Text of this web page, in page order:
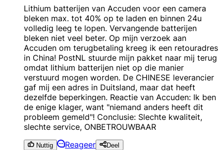
Lithium batterijen van Accuden voor een camera
bleken max. tot 40% op te laden en binnen 24u
volledig leeg te lopen. Vervangende batterijen
bleken niet veel beter. Op mijn verzoek aan
Accuden om terugbetaling kreeg ik een retouradres
in China! PostNL stuurde mijn pakket naar mij terug
omdat lithium batterijen niet op die manier
verstuurd mogen worden. De CHINESE leverancier
gaf mij een adres in Duitsland, maar dat heeft
dezelfde beperkingen. Reactie van Accuden: Ik ben
de enige klager, want "niemand anders heeft dit
probleem gemeld"! Conclusie: Slechte kwaliteit,
slechte service, ONBETROUWBAAR
Nuttig Reageer Deel